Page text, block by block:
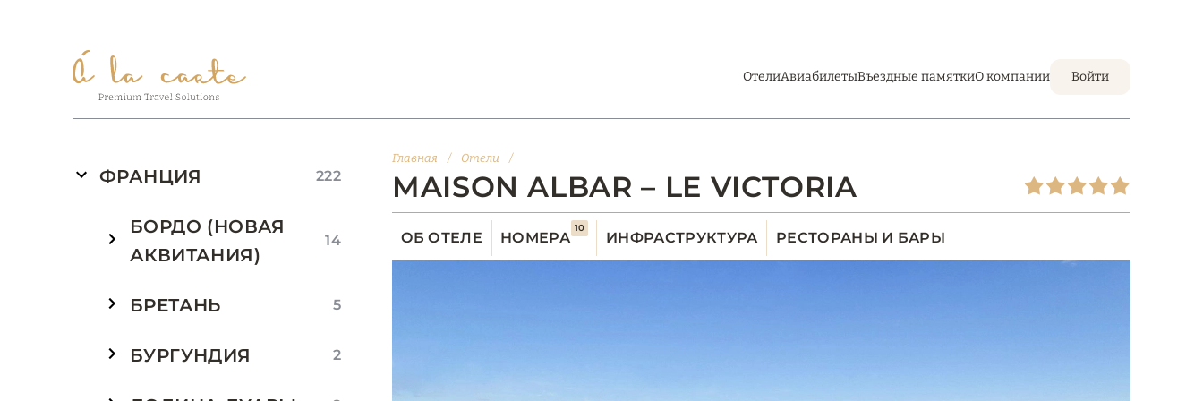
ОтелиАвиабилетыВъездные памяткиО компании Войти
ФРАНЦИЯ 222
БОРДО (НОВАЯ
АКВИТАНИЯ)
14
БРЕТАНЬ 5
БУРГУНДИЯ 2
Главная / Отели /
MAISON ALBAR – LE VICTORIA
ОБ ОТЕЛЕ НОМЕРА
10
ИНФРАСТРУКТУРА РЕСТОРАНЫ И БАРЫ